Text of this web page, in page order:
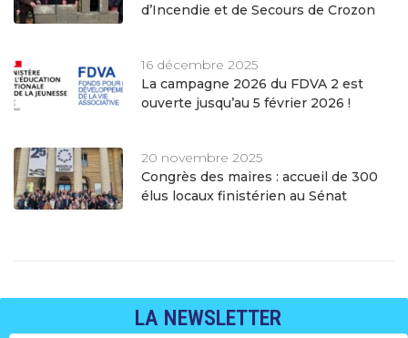
d’Incendie et de Secours de Crozon
16 décembre 2025
La campagne 2026 du FDVA 2 est
ouverte jusqu’au 5 février 2026 !
20 novembre 2025
Congrès des maires : accueil de 300
élus locaux finistérien au Sénat
LA NEWSLETTER